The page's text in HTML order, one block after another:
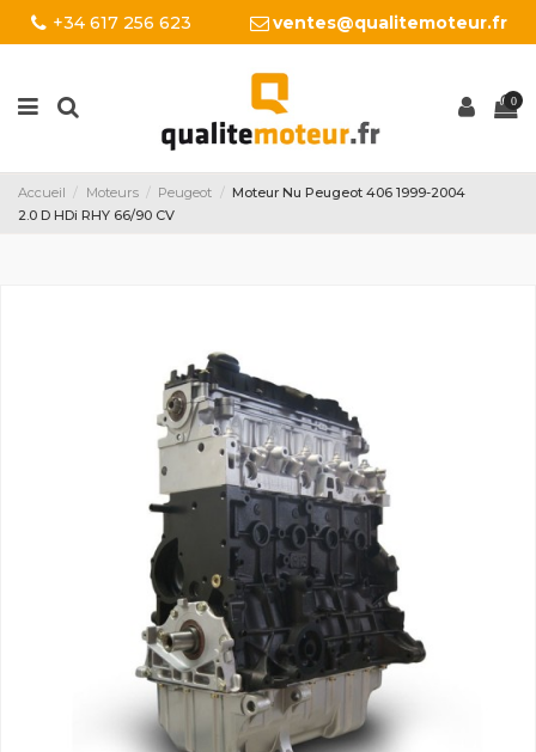
+34 617 256 623 ventes@qualitemoteur.fr
0
Accueil Moteurs Peugeot
Moteur Nu Peugeot 406 1999-2004
2.0 D HDi RHY 66/90 CV